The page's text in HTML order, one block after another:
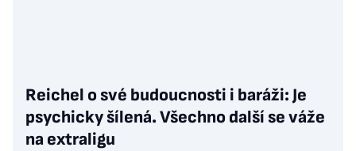
Reichel o své budoucnosti i baráži: Je
psychicky šílená. Všechno další se váže
na extraligu